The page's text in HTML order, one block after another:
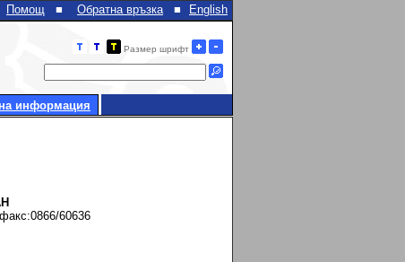
English
Помощ ■ Обратна връзка ■
Размер шрифт
информация
60636